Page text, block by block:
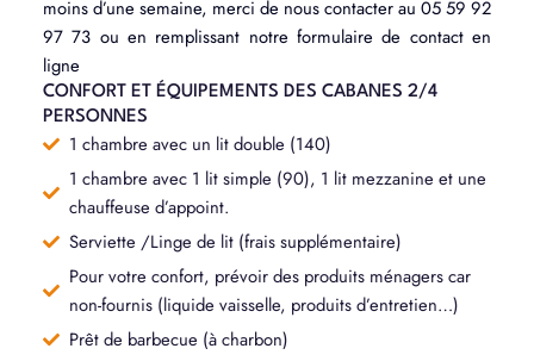
moins d’une semaine, merci de nous contacter au 05 59 92
97 73 ou en remplissant notre formulaire de contact en
ligne
CONFORT ET ÉQUIPEMENTS DES CABANES 2/4
PERSONNES
1 chambre avec un lit double (140)
1 chambre avec 1 lit simple (90), 1 lit mezzanine et une
chauffeuse d’appoint.
Serviette /Linge de lit (frais supplémentaire)
Pour votre confort, prévoir des produits ménagers car
non-fournis (liquide vaisselle, produits d’entretien…)
Prêt de barbecue (à charbon)